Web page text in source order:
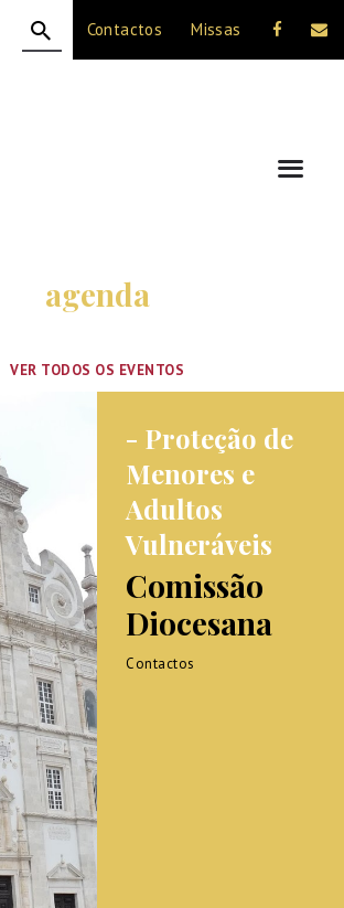
Contactos Missas
agenda
VER TODOS OS EVENTOS
- Proteção de
Menores e
Adultos
Vulneráveis
Comissão
Diocesana
Contactos